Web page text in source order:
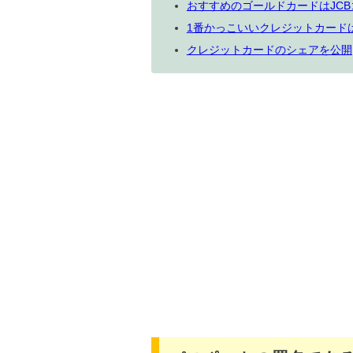
おすすめのゴールドカードはJCB
1番かっこいいクレジットカード
クレジットカードのシェアを公開